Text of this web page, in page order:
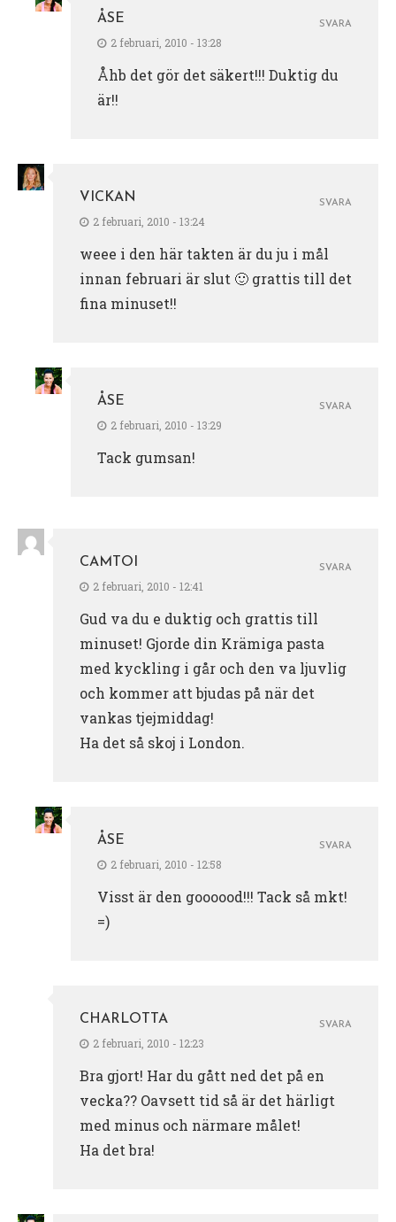
ÅSE
2 februari, 2010 - 13:28
Åhb det gör det säkert!!! Duktig du
är!!
SVARA
VICKAN
2 februari, 2010 - 13:24
weee i den här takten är du ju i mål
innan februari är slut 🙂 grattis till det
fina minuset!!
SVARA
ÅSE
2 februari, 2010 - 13:29
Tack gumsan!
SVARA
CAMTOI
2 februari, 2010 - 12:41
Gud va du e duktig och grattis till
minuset! Gjorde din Krämiga pasta
med kyckling i går och den va ljuvlig
och kommer att bjudas på när det
vankas tjejmiddag!
Ha det så skoj i London.
SVARA
ÅSE
2 februari, 2010 - 12:58
Visst är den goooood!!! Tack så mkt!
=)
SVARA
CHARLOTTA
2 februari, 2010 - 12:23
Bra gjort! Har du gått ned det på en
vecka?? Oavsett tid så är det härligt
med minus och närmare målet!
Ha det bra!
SVARA